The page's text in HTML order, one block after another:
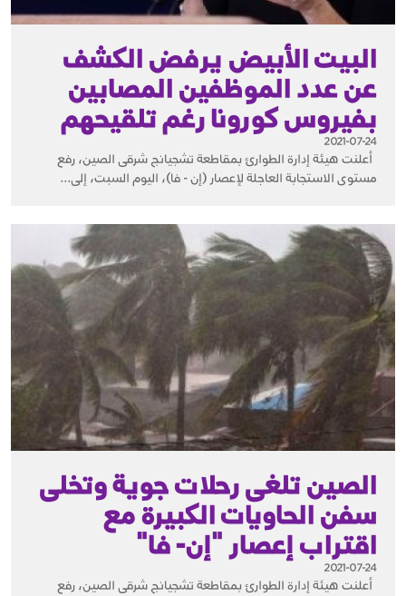
البيت الأبيض يرفض الكشف
عن عدد الموظفين المصابين
بفيروس كورونا رغم تلقيحهم
2021-07-24
أعلنت هيئة إدارة الطوارئ بمقاطعة تشجيانج شرقى الصين، رفع
مستوى الاستجابة العاجلة لإعصار (إن - فا)، اليوم السبت، إلى...
الصين تلغى رحلات جوية وتخلى
سفن الحاويات الكبيرة مع
اقتراب إعصار "إن- فا"
2021-07-24
أعلنت هيئة إدارة الطوارئ بمقاطعة تشجيانج شرقى الصين، رفع